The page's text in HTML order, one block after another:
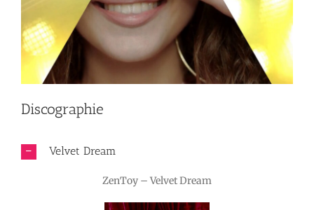
Discographie
Velvet Dream
ZenToy – Velvet Dream